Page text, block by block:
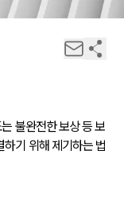
불완전한 보상 등 보
기 위해 제기하는 법